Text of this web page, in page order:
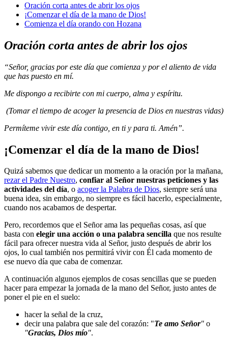
Oración corta antes de abrir los ojos
¡Comenzar el día de la mano de Dios!
Comienza el día orando con Hozana
Oración corta antes de abrir los ojos
“Señor, gracias por este día que comienza y por el aliento de vida
que has puesto en mí.
Me dispongo a recibirte con mi cuerpo, alma y espíritu.
(Tomar el tiempo de acoger la presencia de Dios en nuestras vidas)
Permíteme vivir este día contigo, en ti y para ti. Amén”.
¡Comenzar el día de la mano de Dios!
Quizá sabemos que dedicar un momento a la oración por la mañana,
rezar el Padre Nuestro, confiar al Señor nuestras peticiones y las
actividades del día, o acoger la Palabra de Dios, siempre será una
buena idea, sin embargo, no siempre es fácil hacerlo, especialmente,
cuando nos acabamos de despertar.
Pero, recordemos que el Señor ama las pequeñas cosas, así que
basta con elegir una acción o una palabra sencilla que nos resulte
fácil para ofrecer nuestra vida al Señor, justo después de abrir los
ojos, lo cual también nos permitirá vivir con Él cada momento de
ese nuevo día que caba de comenzar.
A continuación algunos ejemplos de cosas sencillas que se pueden
hacer para empezar la jornada de la mano del Señor, justo antes de
poner el pie en el suelo:
hacer la señal de la cruz,
decir una palabra que sale del corazón: "Te amo Señor" o
"Gracias, Dios mío".